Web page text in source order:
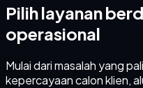
Pilih layanan
operasional
Mulai dari masalah yang
kepercayaan calon klien,